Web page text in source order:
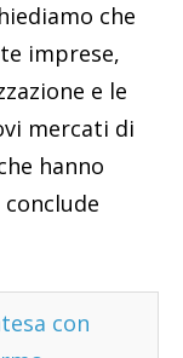
che
imprese,
e le
mercati di
hanno
con